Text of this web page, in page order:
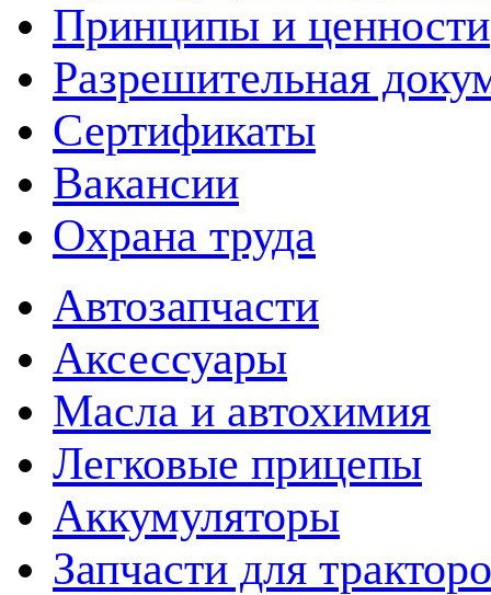
Принципы и ценности
Разрешительная
Сертификаты
Вакансии
Охрана труда
Автозапчасти
Аксессуары
Масла и автохимия
Легковые прицепы
Аккумуляторы
Запчасти для